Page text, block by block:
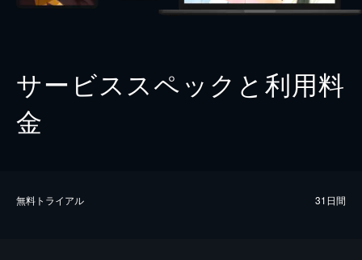
サービススペックと利用料
金
無料トライアル 31日間